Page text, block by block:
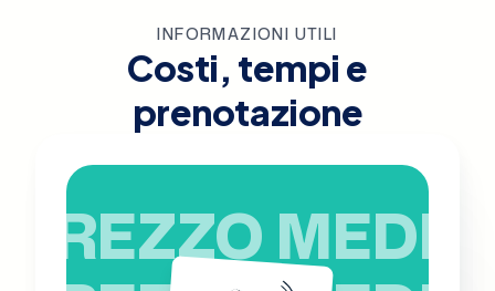
INFORMAZIONI UTILI
Costi, tempi e
prenotazione
PREZZO MEDIO